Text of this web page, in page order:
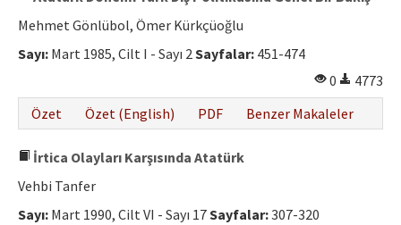
Mehmet Gönlübol, Ömer Kürkçüoğlu
Sayı: Mart 1985, Cilt I - Sayı 2Sayfalar: 451-474
0
4773
Özet
Özet (English) PDF Benzer Makaleler
İrtica Olayları Karşısında Atatürk
Vehbi Tanfer
Sayı: Mart 1990, Cilt VI - Sayı 17Sayfalar:307-320